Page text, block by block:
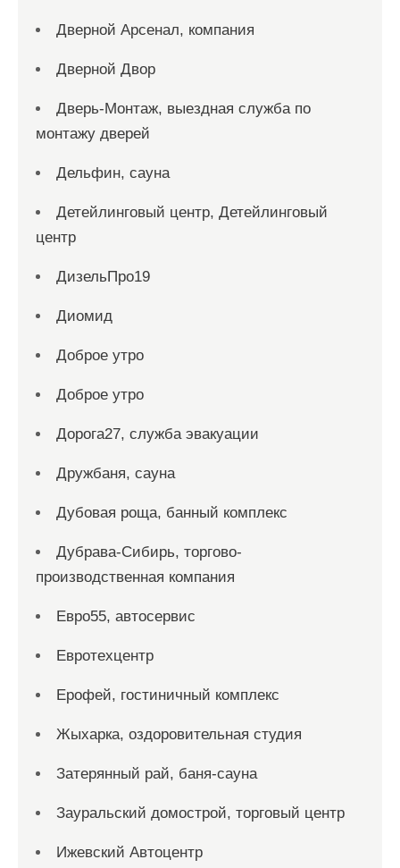
Дверной Арсенал, компания
Дверной Двор
Дверь-Монтаж, выездная служба по
монтажу дверей
Дельфин, сауна
Детейлинговый центр, Детейлинговый
центр
ДизельПро19
Диомид
Доброе утро
Доброе утро
Дорога27, служба эвакуации
Дружбаня, сауна
Дубовая роща, банный комплекс
Дубрава-Сибирь, торгово-
производственная компания
Евро55, автосервис
Евротехцентр
Ерофей, гостиничный комплекс
Жыхарка, оздоровительная студия
Затерянный рай, баня-сауна
Зауральский домострой, торговый центр
Ижевский Автоцентр